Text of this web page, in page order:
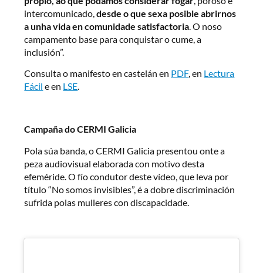
intercomunicado,desde o que sexa posible abrirnos
a unha vida en comunidade satisfactoria. O noso
campamento base para conquistar o cume, a
inclusión”.
Consulta o manifesto en castelán en PDF, en Lectura
Fácil e en LSE.
Campaña do CERMI Galicia
Pola súa banda, o CERMI Galicia presentou onte a
peza audiovisual elaborada con motivo desta
efeméride. O fío condutor deste vídeo, que leva por
título “No somos invisibles”, é a dobre discriminación
sufrida polas mulleres con discapacidade.